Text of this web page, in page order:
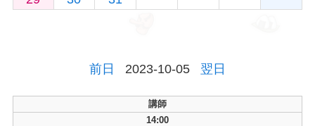
前日 2023-10-05 翌日
講師
14:00